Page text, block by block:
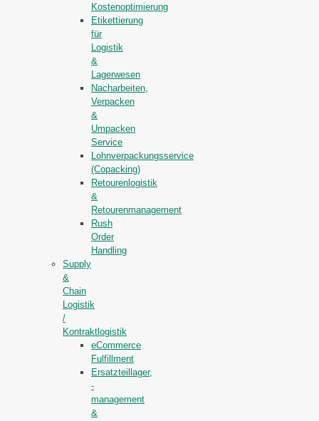
Kostenoptimierung
Etikettierung
für
Logistik
&
Lagerwesen
Nacharbeiten,
Verpacken
&
Umpacken
Service
Lohnverpackungsservice
(Copacking)
Retourenlogistik
&
Retourenmanagement
Rush
Order
Handling
Supply
&
Chain
Logistik
/
Kontraktlogistik
eCommerce
Fulfillment
Ersatzteillager,
-
management
&